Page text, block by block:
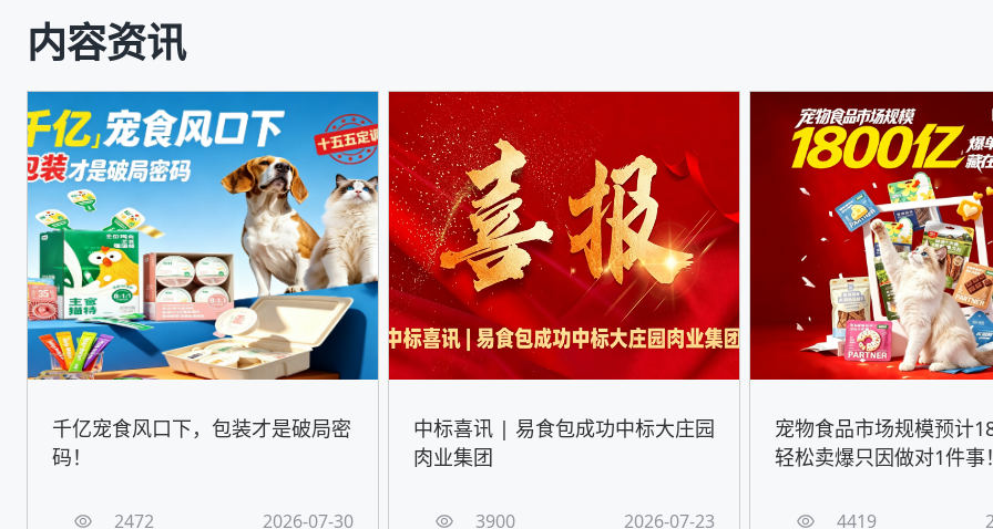
内容资讯
千亿宠食风口下，包装才是破局密
码！
2472 2026-07-30
中标喜讯 | 易食包成功中标大庄园
肉业集团
3900 2026-07-23
宠物食品市场规模预计
轻松卖爆只因做对1件事
4419